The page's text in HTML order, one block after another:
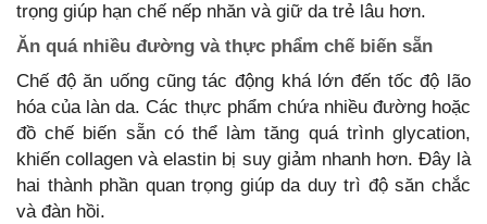
trọng giúp hạn chế nếp nhăn và giữ da trẻ lâu hơn.
Ăn quá nhiều đường và thực phẩm chế biến sẵn
Chế độ ăn uống cũng tác động khá lớn đến tốc độ lão
hóa của làn da. Các thực phẩm chứa nhiều đường hoặc
đồ chế biến sẵn có thể làm tăng quá trình glycation,
khiến collagen và elastin bị suy giảm nhanh hơn. Đây là
hai thành phần quan trọng giúp da duy trì độ săn chắc
và đàn hồi.